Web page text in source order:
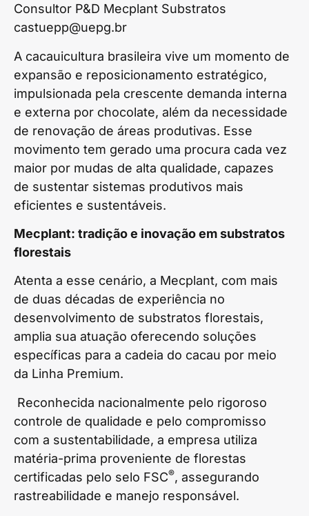
Consultor P&D Mecplant Substratos
castuepp@uepg.br
A cacauicultura brasileira vive um momento de
expansão e reposicionamento estratégico,
impulsionada pela crescente demanda interna
e externa por chocolate, além da necessidade
de renovação de áreas produtivas. Esse
movimento tem gerado uma procura cada vez
maior por mudas de alta qualidade, capazes
de sustentar sistemas produtivos mais
eficientes e sustentáveis.
Mecplant: tradição e inovação em substratos
florestais
Atenta a esse cenário, a Mecplant, com mais
de duas décadas de experiência no
desenvolvimento de substratos florestais,
amplia sua atuação oferecendo soluções
específicas para a cadeia do cacau por meio
da Linha Premium.
Reconhecida nacionalmente pelo rigoroso
controle de qualidade e pelo compromisso
com a sustentabilidade, a empresa utiliza
matéria-prima proveniente de florestas
certificadas pelo selo FSC®, assegurando
rastreabilidade e manejo responsável.